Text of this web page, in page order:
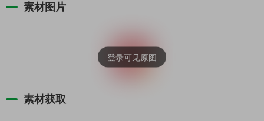
素材图片
素材获取